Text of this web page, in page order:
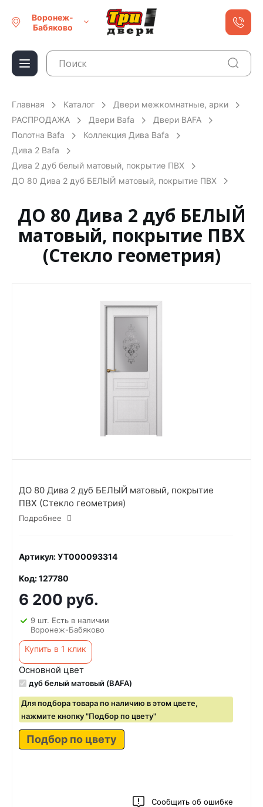
Воронеж-
Бабяково
Главная Каталог
Двери межкомнатные, арки
РАСПРОДАЖА
Двери Bafa
Двери BAFA
Полотна Bafa
Коллекция Дива Bafa
Дива 2 Bafa
Дива 2 дуб белый матовый, покрытие ПВХ
ДО 80 Дива 2 дуб БЕЛЫЙ матовый, покрытие ПВХ
ДО 80 Дива 2 дуб БЕЛЫЙ
матовый, покрытие ПВХ
(Стекло геометрия)
ДО 80 Дива 2 дуб БЕЛЫЙ матовый, покрытие
ПВХ (Стекло геометрия)
Подробнее
Артикул: УТ000093314
Код: 127780
6 200 руб.
9 шт. Есть в наличии
Воронеж-Бабяково
Купить в 1 клик
Основной цвет
дуб белый матовый (BAFA)
Для подбора товара по наличию в этом цвете,
нажмите кнопку "Подбор по цвету"
Подбор по цвету
Сообщить об ошибке